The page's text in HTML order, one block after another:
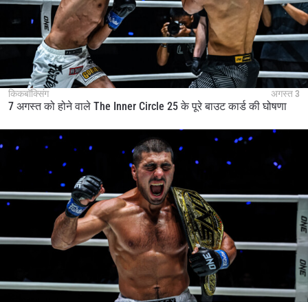
किकबॉक्सिंग अगस्त 3
7 अगस्त को होने वाले The Inner Circle 25 के पूरे बाउट कार्ड की घोषणा